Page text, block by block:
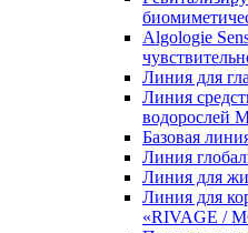
Algologie
Линия для
Линия
водорослей
Базовая
Линия
Линия для
Линия для
«RIVAGE /